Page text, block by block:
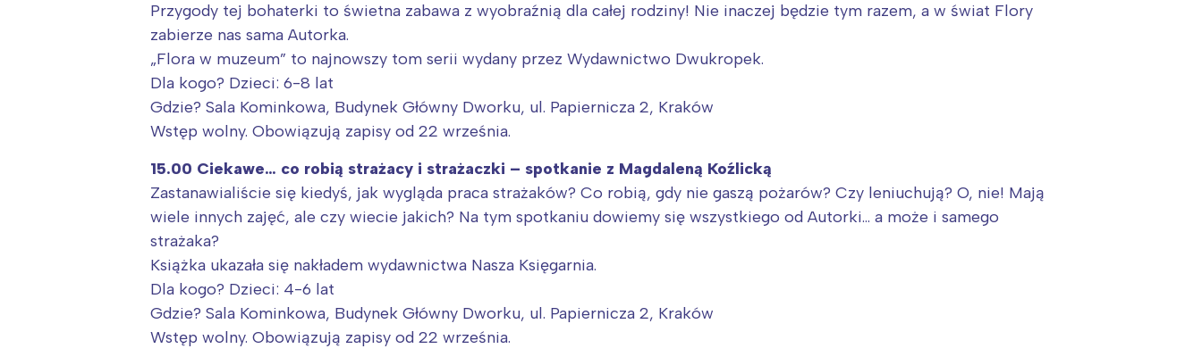
Przygody tej bohaterki to świetna zabawa z wyobraźnią dla całej rodziny! Nie inaczej będzie tym razem, a w świat Flory
zabierze nas sama Autorka.
„Flora w muzeum” to najnowszy tom serii wydany przez Wydawnictwo Dwukropek.
Dla kogo? Dzieci: 6-8 lat
Gdzie? Sala Kominkowa, Budynek Główny Dworku, ul. Papiernicza 2, Kraków
Wstęp wolny. Obowiązują zapisy od 22 września.
15.00 Ciekawe… co robią strażacy i strażaczki – spotkanie z Magdaleną Koźlicką
Zastanawialiście się kiedyś, jak wygląda praca strażaków? Co robią, gdy nie gaszą pożarów? Czy leniuchują? O, nie! Mają
wiele innych zajęć, ale czy wiecie jakich? Na tym spotkaniu dowiemy się wszystkiego od Autorki… a może i samego
strażaka?
Książka ukazała się nakładem wydawnictwa Nasza Księgarnia.
Dla kogo? Dzieci: 4-6 lat
Gdzie? Sala Kominkowa, Budynek Główny Dworku, ul. Papiernicza 2, Kraków
Wstęp wolny. Obowiązują zapisy od 22 września.